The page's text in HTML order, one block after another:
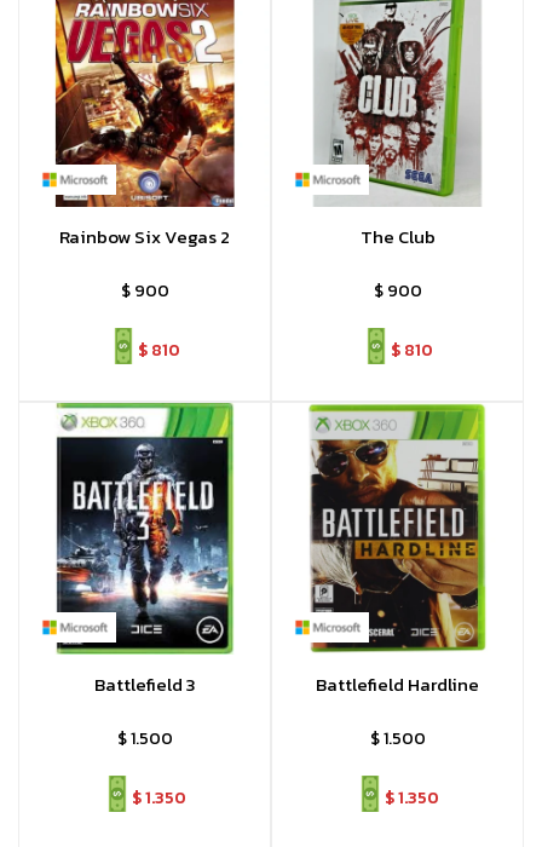
Rainbow Six Vegas 2
$ 900
$810
The Club
$ 900
$810
Battlefield 3
$1.500
$1.350
Battlefield Hardline
$1.500
$1.350